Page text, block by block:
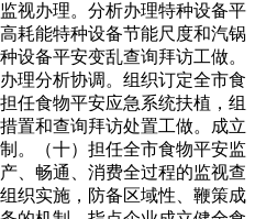
视办理。分析办理特种设备平
耗能特种设备节能尺度和汽锅
设备平安变乱查询拜访工做。
理分析协调。组织订定全市食
任食物平安应急系统扶植，组
置和查询拜访处置工做。成立
。（十）担任全市食物平安监
、畅通、消费全过程的监视查
织实施，防备区域性、鞭策成